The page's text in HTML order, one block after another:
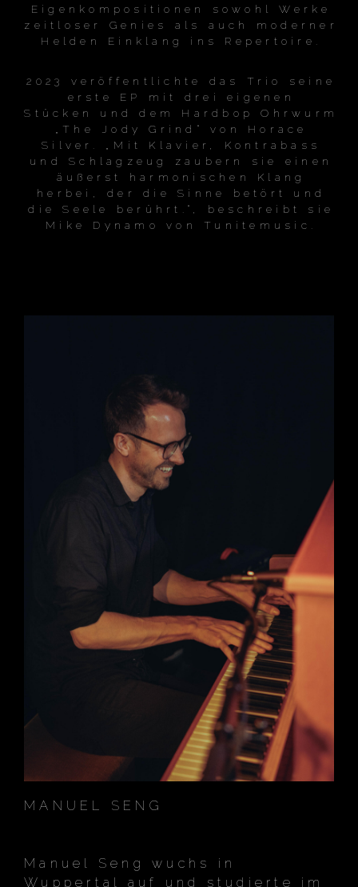
Eigenkompositionen sowohl Werke
zeitloser Genies als auch moderner
Helden Einklang ins Repertoire.
2023 veröffentlichte das Trio seine
erste EP mit drei eigenen
Stücken und dem Hardbop Ohrwurm
„The Jody Grind“ von Horace
Silver. „Mit Klavier, Kontrabass
und Schlagzeug zaubern sie einen
äußerst harmonischen Klang
herbei, der die Sinne betört und
die Seele berührt.“, beschreibt sie
Mike Dynamo von Tunitemusic.
MANUEL SENG
Manuel Seng wuchs in
Wuppertal auf und studierte im